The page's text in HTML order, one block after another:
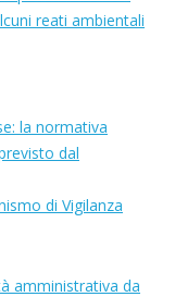
reati ambientali
la normativa
dal
di Vigilanza
amministrativa da